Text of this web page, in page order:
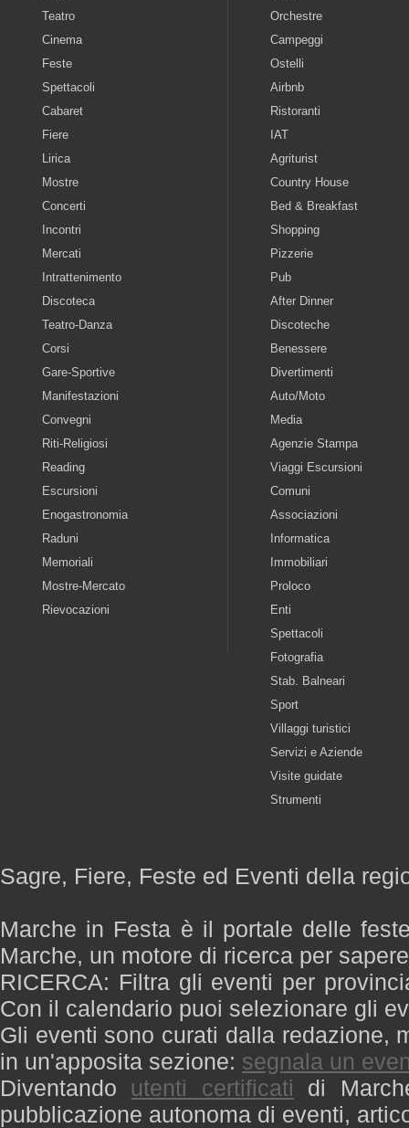
Teatro
Cinema
Feste
Spettacoli
Cabaret
Fiere
Lirica
Mostre
Concerti
Incontri
Mercati
Intrattenimento
Discoteca
Teatro-Danza
Corsi
Gare-Sportive
Manifestazioni
Convegni
Riti-Religiosi
Reading
Escursioni
Enogastronomia
Raduni
Memoriali
Mostre-Mercato
Rievocazioni
Orchestre
Campeggi
Ostelli
Airbnb
Ristoranti
IAT
Agriturist
Country House
Bed & Breakfast
Shopping
Pizzerie
Pub
After Dinner
Discoteche
Benessere
Divertimenti
Auto/Moto
Media
Agenzie Stampa
Viaggi Escursioni
Comuni
Associazioni
Informatica
Immobiliari
Proloco
Enti
Spettacoli
Fotografia
Stab. Balneari
Sport
Villaggi turistici
Servizi e Aziende
Visite guidate
Strumenti
Sagre, Fiere, Feste ed Eventi della
Marche in Festa è il portale delle
Marche, un motore di ricerca per
RICERCA: Filtra gli eventi per
Con il calendario puoi selezionare gli
Gli eventi sono curati dalla redazione,
in un'apposita sezione: segnala un
Diventando utenti certificati di
pubblicazione autonoma di eventi,